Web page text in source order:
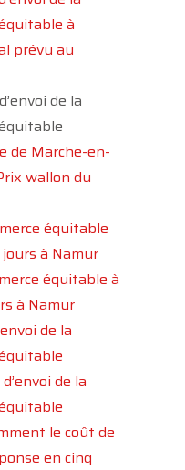
à
prévu au
de la
de Marche-en-
wallon du
équitable
à Namur
équitable à
à Namur
de la
de la
le coût de
en cinq